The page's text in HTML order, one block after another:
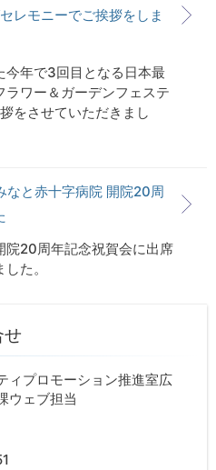
レモニーでご挨拶をしま
今年で3回目となる日本最
ワー＆ガーデンフェステ
をさせていただきまし
なと赤十字病院 開院20周
院20周年記念祝賀会に出席
た。
せ
ィプロモーション推進室広
ウェブ担当